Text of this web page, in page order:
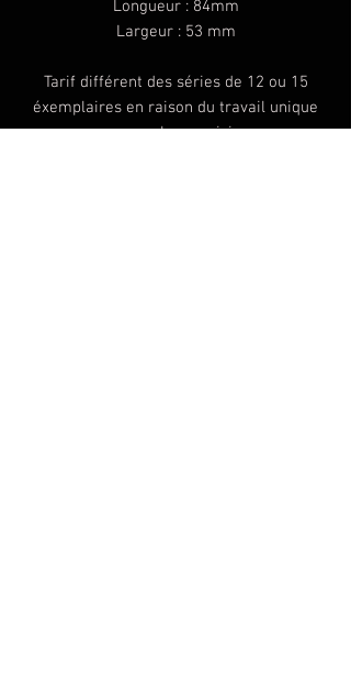
Longueur : 84mm
Largeur : 53 mm
Tarif différent des séries de 12 ou 15
éxemplaires en raison du travail unique
pour chacune ici.